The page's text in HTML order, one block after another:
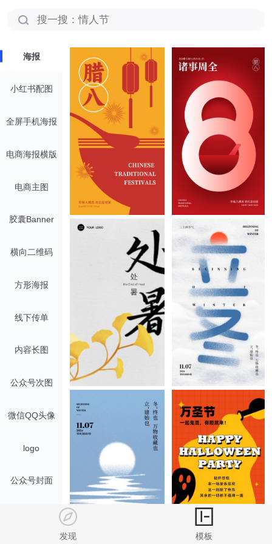
搜一搜：情人节
海报
小红书配图
全屏手机海报
电商海报横版
电商主图
胶囊Banner
横向二维码
方形海报
线下传单
内容长图
公众号次图
微信QQ头像
logo
公众号封面
发现 模板